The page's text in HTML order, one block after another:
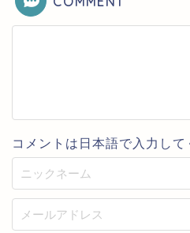
コメントは日本語で入力し